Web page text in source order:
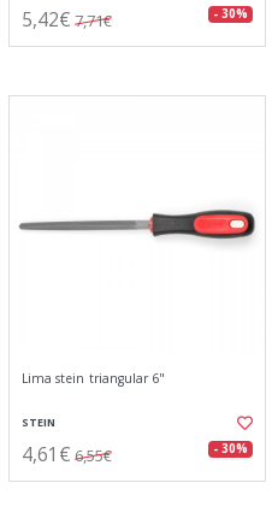
5,42€ 7,71€ - 30%
Lima stein triangular 6"
STEIN
4,61€ 6,55€ - 30%